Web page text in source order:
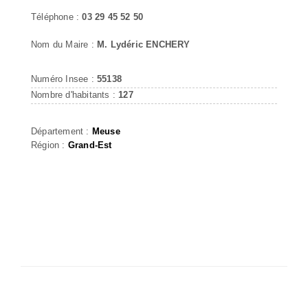
Téléphone :03 29 45 52 50
Nom du Maire : M. Lydéric ENCHERY
Numéro Insee : 55138
Nombre d'habitants : 127
Département : Meuse
Région : Grand-Est